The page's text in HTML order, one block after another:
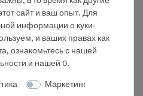
Измеряется течение
что позволяет сделать
сайт и ваш опыт. Для
информации о куки-
и ваших правах как
ознакомьтесь с нашей
и нашей 0.
Маркетинг